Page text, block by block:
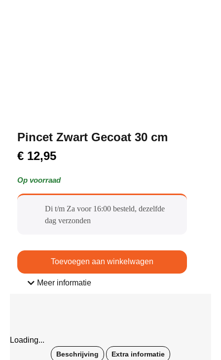
Pincet Zwart Gecoat 30 cm
€ 12,95
Op voorraad
Di t/m Za voor 16:00 besteld, dezelfde
dag verzonden​
Toevoegen aan winkelwagen
Meer informatie
Loading...
Beschrijving Extra informatie